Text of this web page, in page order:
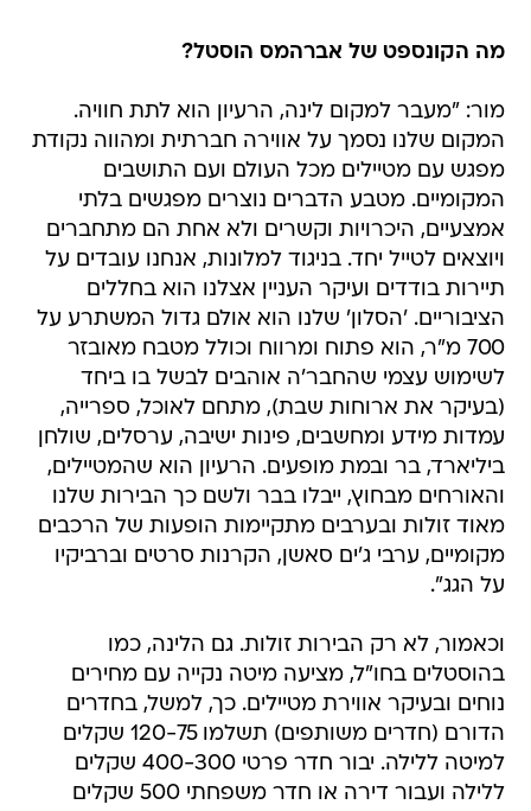
מור: "מעבר למקום לינה, הרעיון הוא לתת חוויה.
מפגש עם מטיילים מכל העולם ועם התושבים
המקומיים. מטבע הדברים נוצרים מפגשים בלתי
אמצעיים, היכרויות וקשרים ולא אחת הם מתחברים
ויוצאים לטייל יחד. בניגוד למלונות, אנחנו עובדים על
תיירות בודדים ועיקר העניין אצלנו הוא בחללים
הציבוריים. 'הסלון' שלנו הוא אולם גדול המשתרע על
700 מ"ר, הוא פתוח ומרווח וכולל מטבח מאובזר
לשימוש עצמי שהחבר'ה אוהבים לבשל בו ביחד
(בעיקר את ארוחות שבת), מתחם לאוכל, ספרייה,
עמדות מידע ומחשבים, פינות ישיבה, ערסלים, שולחן
ביליארד, בר ובמת מופעים. הרעיון הוא שהמטיילים,
והאורחים מבחוץ, ייבלו בבר ולשם כך הבירות שלנו
מאוד זולות ובערבים מתקיימות הופעות של הרכבים
מקומיים, ערבי ג'ים סאשן, הקרנות סרטים וברביקיו
על הגג".
וכאמור, לא רק הבירות זולות. גם הלינה, כמו
נוחים ובעיקר אווירת מטיילים. כך, למשל, בחדרים
הדורם (חדרים משותפים) תשלמו 120-75 שקלים
למיטה ללילה. יבור חדר פרטי 400-300 שקלים
ללילה ועבור דירה או חדר משפחתי 500 שקלים
ללילה. במחיר הזה תכניסו גם ארוחת בוקר, אך לא
מע"מ.